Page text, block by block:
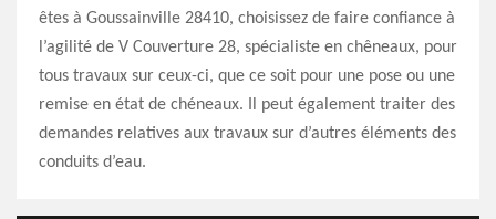
êtes à Goussainville 28410, choisissez de faire confiance à
l’agilité de V Couverture 28, spécialiste en chêneaux, pour
tous travaux sur ceux-ci, que ce soit pour une pose ou une
remise en état de chéneaux. Il peut également traiter des
demandes relatives aux travaux sur d’autres éléments des
conduits d’eau.